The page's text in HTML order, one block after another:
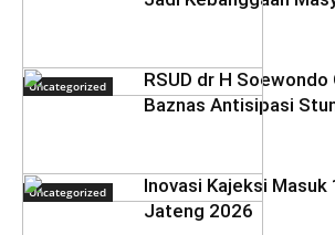
Uncategorized
Uncategorized
RSUD dr H Soewondo
Baznas Antisipasi
Inovasi Kajeksi Masuk
Jateng 2026